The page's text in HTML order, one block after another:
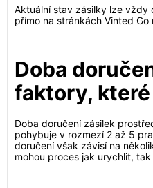
Aktuální stav zásilky lze vždy
přímo na stránkách Vinted
Doba
faktory,
Doba doručení zásilek
pohybuje v rozmezí 2 až 5
doručení však závisí na
mohou proces jak urychlit,